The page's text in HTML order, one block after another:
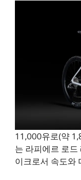
11,000유로(약
는 라피에르 로
이크로서 속도와